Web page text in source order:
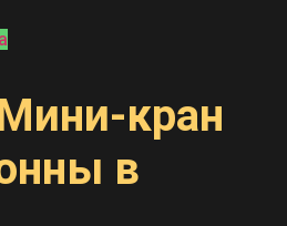
кран
в